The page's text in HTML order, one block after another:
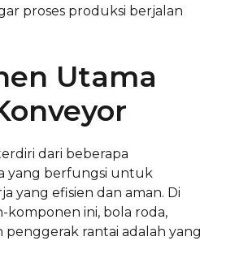
proses produksi berjalan
Utama
dari beberapa
yang berfungsi untuk
yang efisien dan aman. Di
komponen ini, bola roda,
penggerak rantai adalah yang